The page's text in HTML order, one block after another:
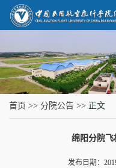
首页 >> 分院公告 >> 正文
绵阳分院飞
发布日期：